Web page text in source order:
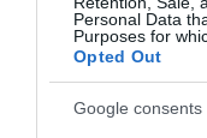
Personal Data
Purposes for
Opted Out
Google consents
Összegzés:
csabai töltött karaj
fogás, amely
alkalmakrais